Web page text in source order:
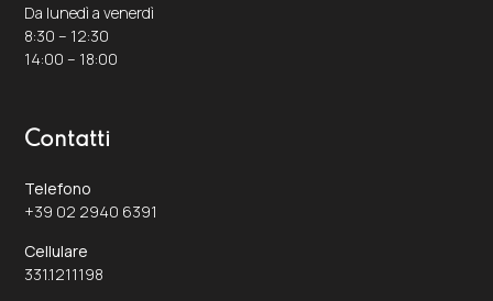
Contatti
Telefono
+39 02 2940 6391
Cellulare
331.1211198
Da lunedì a venerdì
8:30 – 12:30
14:00 – 18:00